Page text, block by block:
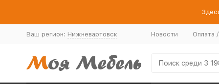
Ваш регион: Нижневартовск Новости Оплата